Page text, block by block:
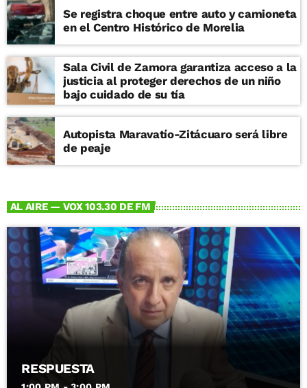
Se registra choque entre auto y camioneta
en el Centro Histórico de Morelia
Sala Civil de Zamora garantiza acceso a la
justicia al proteger derechos de un niño
bajo cuidado de su tía
Autopista Maravatío-Zitácuaro será libre
de peaje
AL AIRE — VOX 103.30 DE FM
RESPUESTA